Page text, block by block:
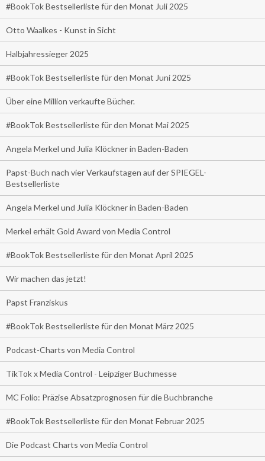
#BookTok Bestsellerliste für den Monat Juli 2025
Otto Waalkes - Kunst in Sicht
Halbjahressieger 2025
#BookTok Bestsellerliste für den Monat Juni 2025
Über eine Million verkaufte Bücher.
#BookTok Bestsellerliste für den Monat Mai 2025
Angela Merkel und Julia Klöckner in Baden-Baden
Papst-Buch nach vier Verkaufstagen auf der SPIEGEL-
Bestsellerliste
Angela Merkel und Julia Klöckner in Baden-Baden
Merkel erhält Gold Award von Media Control
#BookTok Bestsellerliste für den Monat April 2025
Wir machen das jetzt!
Papst Franziskus
#BookTok Bestsellerliste für den Monat März 2025
Podcast-Charts von Media Control
TikTok x Media Control - Leipziger Buchmesse
MC Folio: Präzise Absatzprognosen für die Buchbranche
#BookTok Bestsellerliste für den Monat Februar 2025
Die Podcast Charts von Media Control